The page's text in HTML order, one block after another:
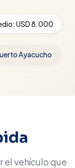
USD 8.000
Ayacucho
el vehículo que